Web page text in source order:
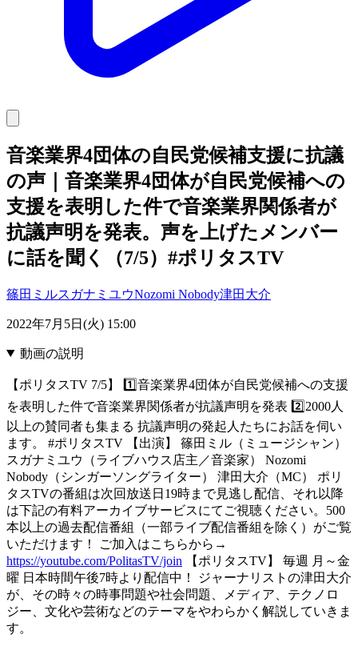
音楽業界4団体の自民党候補支援に抗議
の声｜音楽業界4団体が自民党候補への
支援を表明した件で音楽業界関係者が
抗議声明を発表。声を上げたメンバー
に話を聞く（7/5）#ポリタスTV
篠田ミルスガナミユウNozomi Nobody津田大介
2022年7月5日(火) 15:00
動画の説明
【ポリタスTV 7/5】 1️⃣音楽業界4団体が自民党候補への支援
を表明した件で音楽業界関係者が抗議声明を発表 2️⃣2000人
以上の賛同者も集まる 抗議声明の発起人たちにお話を伺い
ます。 #ポリタスTV 【出演】 篠田ミル（ミュージシャン）
スガナミユウ（ライブハウス店主／音楽家） Nozomi
Nobody（シンガーソングライター） 津田大介（MC） ポリ
タスTVの番組は次回放送日19時まで見逃し配信、それ以降
は下記の有料アーカイブサービスにてご視聴ください。500
本以上の過去配信番組（一部ライブ配信番組を除く）がご覧
いただけます！ ご加入はこちらから→
https://youtube.com/PolitasTV/join 【ポリタスTV】 毎週 月～金
曜 日本時間午後7時より配信中！ ジャーナリストの津田大介
が、その時々の時事問題や社会問題、メディア、テクノロ
ジー、文化や芸術などのテーマをやわらかく解説していきま
す。